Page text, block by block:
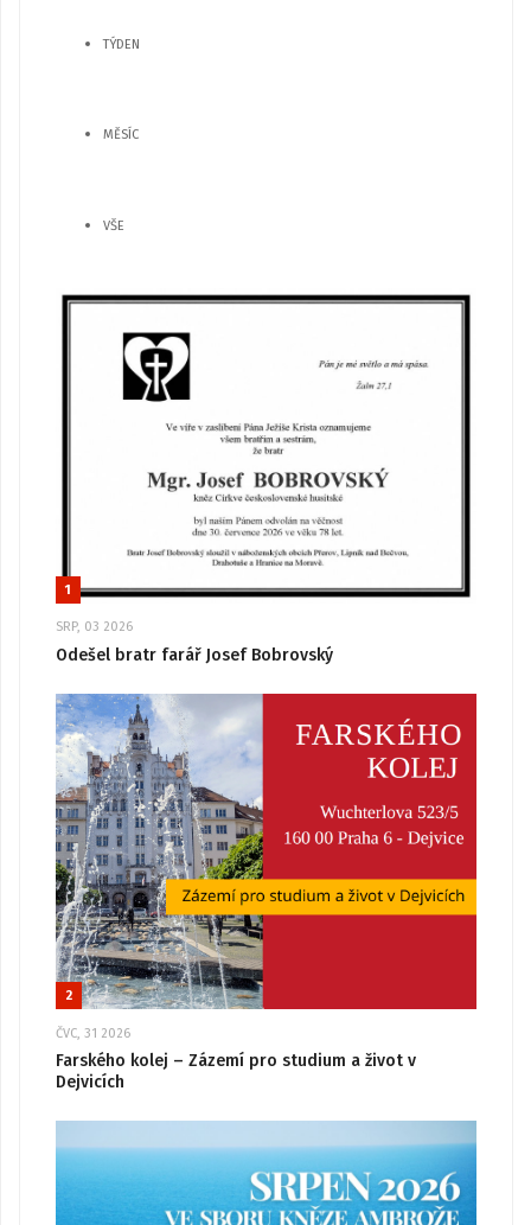
TÝDEN
MĚSÍC
VŠE
1
SRP, 03 2026
Odešel bratr farář Josef Bobrovský
2
ČVC, 31 2026
Farského kolej – Zázemí pro studium a život v
Dejvicích